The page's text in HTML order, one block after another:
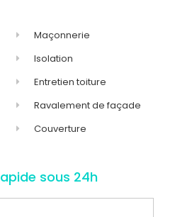
Maçonnerie
Isolation
Entretien toiture
Ravalement de façade
Couverture
sous 24h